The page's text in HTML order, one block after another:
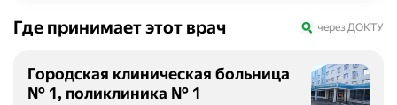
Где принимает этот врач через ДОКТУ
Городская клиническая больница
№ 1, поликлиника № 1